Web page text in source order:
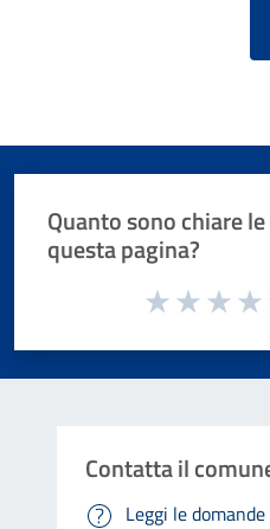
Quanto sono chiare
questa pagina?
Valuta da 1 a 5 stelle la pagina
Contatta il
Leggi le